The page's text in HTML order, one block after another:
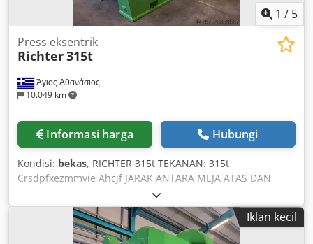
1 / 5
Άγιος Αθανάσιος
10.049 km
Press eksentrik
Richter315t
Informasi harga Hubungi
Kondisi: bekas, RICHTER 315t TEKANAN: 315t
Crsdpfxezmmvie Ahcjf JARAK ANTARA MEJA ATAS DAN
BAWAH: 500mm UKURAN MEJA: 1500x1250mm BERAT:
23.000 kg
Iklan kecil